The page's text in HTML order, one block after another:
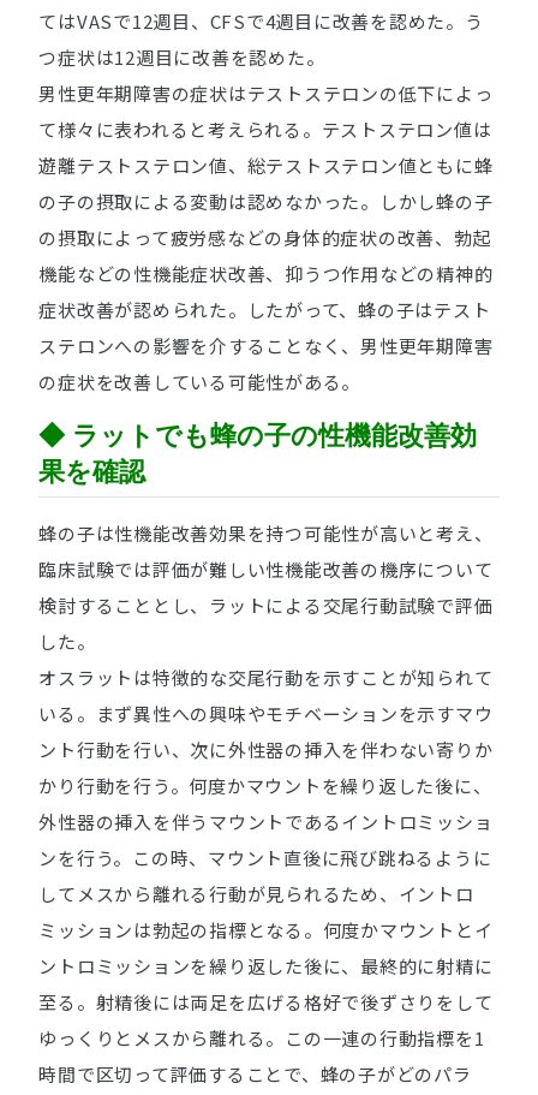
てはVASで12週目、CFSで4週目に改善を認めた。う
つ症状は12週目に改善を認めた。
男性更年期障害の症状はテストステロンの低下によっ
て様々に表われると考えられる。テストステロン値は
遊離テストステロン値、総テストステロン値ともに蜂
の子の摂取による変動は認めなかった。しかし蜂の子
の摂取によって疲労感などの身体的症状の改善、勃起
機能などの性機能症状改善、抑うつ作用などの精神的
症状改善が認められた。したがって、蜂の子はテスト
ステロンへの影響を介することなく、男性更年期障害
の症状を改善している可能性がある。
◆ ラットでも蜂の子の性機能改善効
果を確認
蜂の子は性機能改善効果を持つ可能性が高いと考え、
臨床試験では評価が難しい性機能改善の機序について
検討することとし、ラットによる交尾行動試験で評価
した。
オスラットは特徴的な交尾行動を示すことが知られて
いる。まず異性への興味やモチベーションを示すマウ
ント行動を行い、次に外性器の挿入を伴わない寄りか
かり行動を行う。何度かマウントを繰り返した後に、
外性器の挿入を伴うマウントであるイントロミッショ
ンを行う。この時、マウント直後に飛び跳ねるように
してメスから離れる行動が見られるため、イントロ
ミッションは勃起の指標となる。何度かマウントとイ
ントロミッションを繰り返した後に、最終的に射精に
至る。射精後には両足を広げる格好で後ずさりをして
ゆっくりとメスから離れる。この一連の行動指標を1
時間で区切って評価することで、蜂の子がどのパラ